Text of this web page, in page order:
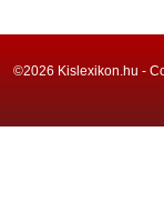
©2026 Kislexikon.hu -